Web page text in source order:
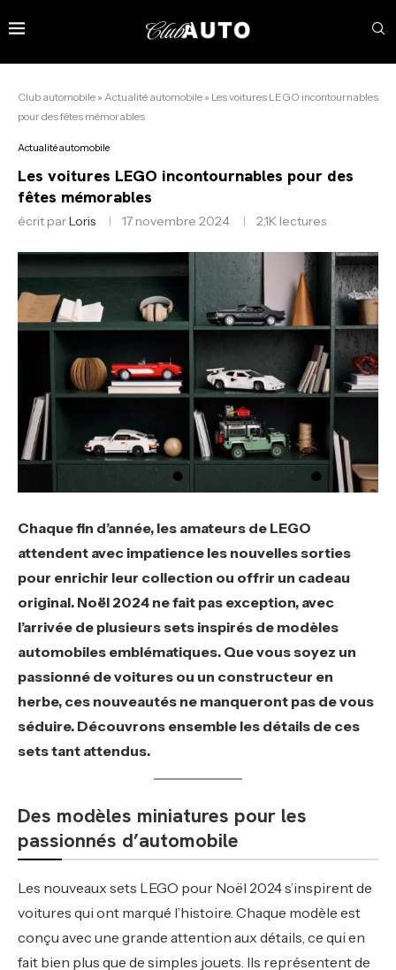
Club automobile » Actualité automobile » Les voitures LEGO incontournables
pour des fêtes mémorables
Actualité automobile
Les voitures LEGO incontournables pour des
fêtes mémorables
écrit parLoris 17 novembre 2024 2,1K lectures
Chaque fin d’année, les amateurs de LEGO
attendent avec impatience les nouvelles sorties
pour enrichir leur collection ou offrir un cadeau
original. Noël 2024 ne fait pas exception, avec
l’arrivée de plusieurs sets inspirés de modèles
automobiles emblématiques. Que vous soyez un
passionné de voitures ou un constructeur en
herbe, ces nouveautés ne manqueront pas de vous
séduire. Découvrons ensemble les détails de ces
sets tant attendus.
Des modèles miniatures pour les
passionnés d’automobile
Les nouveaux sets LEGO pour Noël 2024 s’inspirent de
voitures qui ont marqué l’histoire. Chaque modèle est
conçu avec une grande attention aux détails, ce qui en
fait bien plus que de simples jouets. Ils représentent de